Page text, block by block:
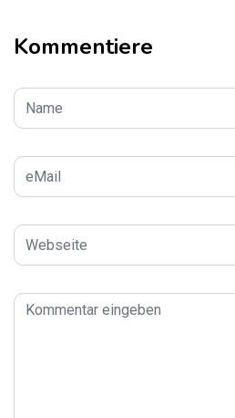
Kommentiere